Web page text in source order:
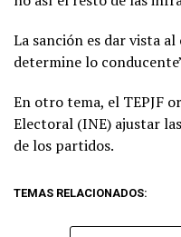
La sanción es dar vista
determine lo
En otro tema, el TEPJF
Electoral (INE) ajustar
de los partidos.
TEMAS RELACIONADOS: